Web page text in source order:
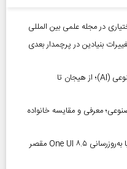
در مجله علمی بین المللی
از تغییرات بنیادین در پرچمدار بعدی
رشد خیره‌کننده بازار توکن‌های هوش مصنوعی (AI)؛ از هیجان تا
معرفی و مقایسه خانواده
بحران باتری در گوشی‌های سامسونگ؛ آیا به‌روزرسانی One UI ۸.۵ مقصر